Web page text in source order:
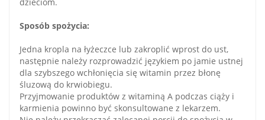
Sposób spożycia:
Jedna kropla na łyżeczce lub zakroplić wprost do ust,
następnie należy rozprowadzić językiem po jamie ustnej
dla szybszego wchłonięcia się witamin przez błonę
śluzową do krwiobiegu.
Przyjmowanie produktów z witaminą A podczas ciąży i
karmienia powinno być skonsultowane z lekarzem.